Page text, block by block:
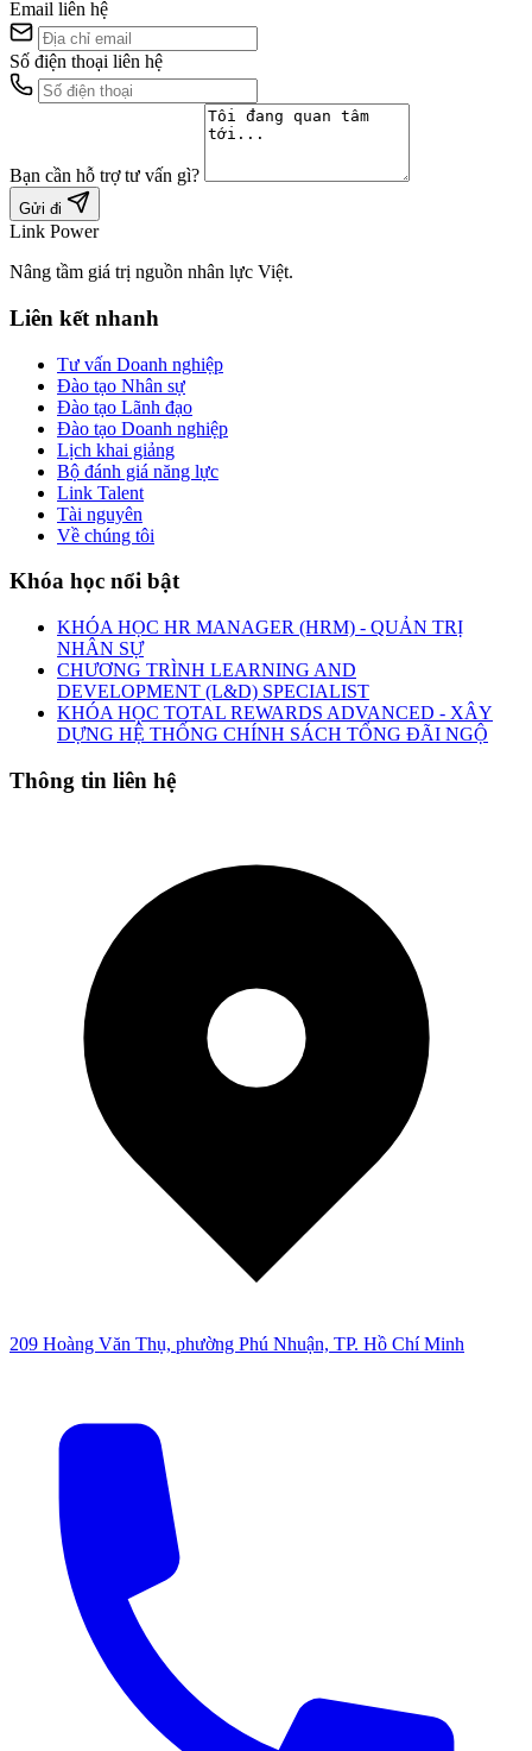
Email liên hệ
Số điện thoại liên hệ
Bạn cần hỗ trợ tư vấn gì?
Gửi đi
Link Power
Nâng tầm giá trị nguồn nhân lực Việt.
Liên kết nhanh
Tư vấn Doanh nghiệp
Đào tạo Nhân sự
Đào tạo Lãnh đạo
Đào tạo Doanh nghiệp
Lịch khai giảng
Bộ đánh giá năng lực
Link Talent
Tài nguyên
Về chúng tôi
Khóa học nổi bật
KHÓA HỌC HR MANAGER (HRM) - QUẢN TRỊ
NHÂN SỰ
CHƯƠNG TRÌNH LEARNING AND
DEVELOPMENT (L&D) SPECIALIST
KHÓA HỌC TOTAL REWARDS ADVANCED - XÂY
DỰNG HỆ THỐNG CHÍNH SÁCH TỔNG ĐÃI NGỘ
Thông tin liên hệ
209 Hoàng Văn Thụ, phường Phú Nhuận, TP. Hồ Chí Minh